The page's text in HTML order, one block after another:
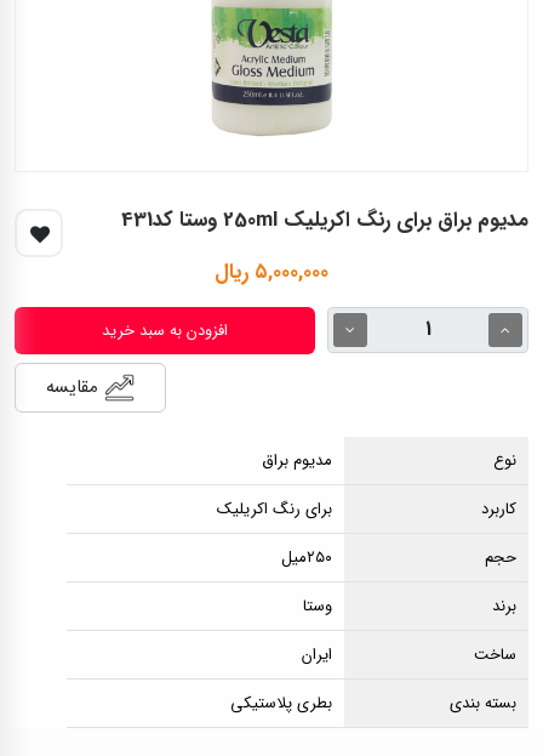
مدیوم براق برای رنگ اکریلیک 250ml وستا کد431
۵,۰۰۰,۰۰۰ ریال
افزودن به سبد خرید
مقایسه
نوع
مدیوم براق
کاربرد
برای رنگ اکریلیک
حجم
۲۵۰میل
برند
وستا
ساخت
ایران
بسته بندی
بطری پلاستیکی